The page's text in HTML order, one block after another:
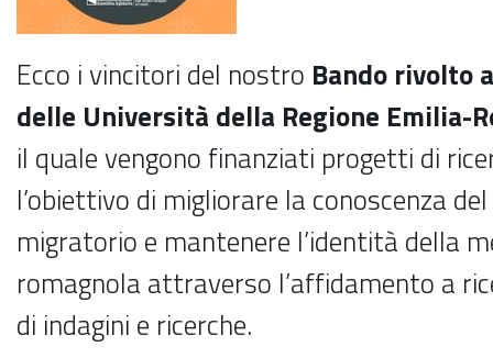
Ecco i vincitori del nostro Bando rivolto
delle Università della Regione Emilia-
il quale vengono finanziati progetti di
l’obiettivo di migliorare la conoscenza
migratorio e mantenere l’identità della
romagnola attraverso l’affidamento a
di indagini e ricerche.